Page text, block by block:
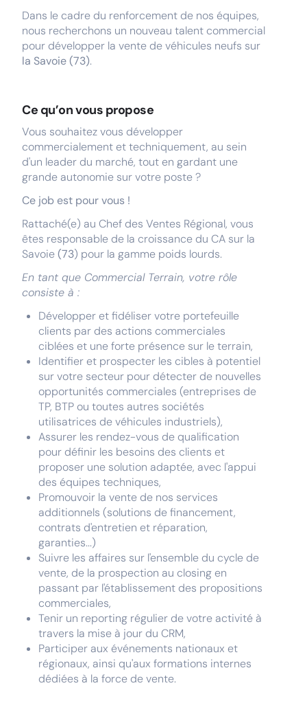
Dans le cadre du renforcement de nos équipes,
nous recherchons un nouveau talent commercial
pour développer la vente de véhicules neufs sur
la Savoie (73).
Ce qu’on vous propose
Vous souhaitez vous développer
commercialement et techniquement, au sein
d'un leader du marché, tout en gardant une
grande autonomie sur votre poste ?
Ce job est pour vous !
Rattaché(e) au Chef des Ventes Régional, vous
êtes responsable de la croissance du CA sur la
Savoie(73) pour la gamme poids lourds.
En tant que Commercial Terrain, votre rôle
consiste à :
Développer et fidéliser votre portefeuille
clients par des actions commerciales
ciblées et une forte présence sur le terrain,
Identifier et prospecter les cibles à potentiel
sur votre secteur pour détecter de nouvelles
opportunités commerciales (entreprises de
TP, BTP ou toutes autres sociétés
utilisatrices de véhicules industriels),
Assurer les rendez-vous de qualification
pour définir les besoins des clients et
proposer une solution adaptée, avec l'appui
des équipes techniques,
Promouvoir la vente de nos services
additionnels (solutions de financement,
contrats d'entretien et réparation,
garanties...)
Suivre les affaires sur l'ensemble du cycle de
vente, de la prospection au closing en
passant par l'établissement des propositions
commerciales,
Tenir un reporting régulier de votre activité à
travers la mise à jour du CRM,
Participer aux événements nationaux et
régionaux, ainsi qu'aux formations internes
dédiées à la force de vente.